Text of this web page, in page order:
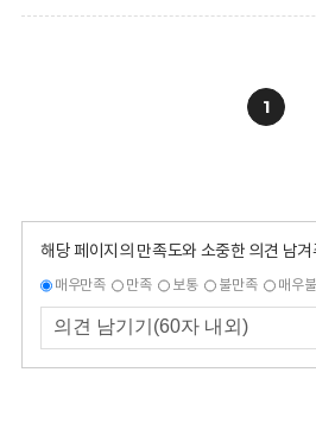
1
해당 페이지의 만족도와 소중한 의견 남겨
매우만족 만족 보통 불만족 매우